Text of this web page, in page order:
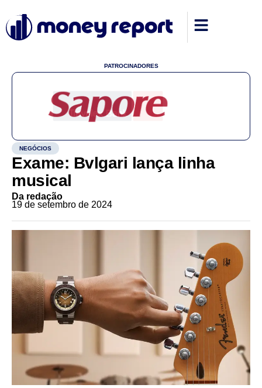
PATROCINADORES
NEGÓCIOS
Exame: Bvlgari lança linha
musical
Da redação
19 de setembro de 2024